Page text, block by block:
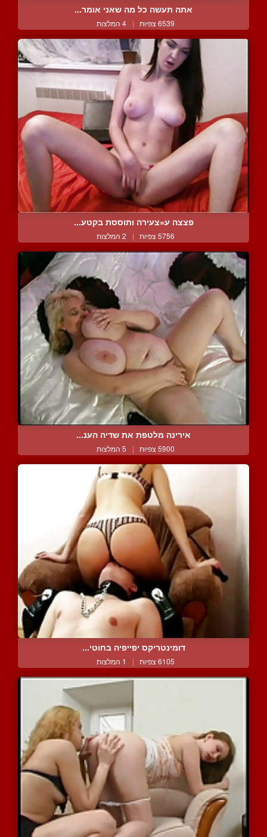
אתה תעשה כל מה שאני אומר...
6539 צפיות | 4 המלצות
פצצה ע=צעירה ותוססת בקטע...
5756 צפיות | 2 המלצות
אירינה מלטפת את שדיה הענ...
5900 צפיות | 5 המלצות
דומינטריקס יפייפיה בחוטי...
6105 צפיות | 1 המלצות